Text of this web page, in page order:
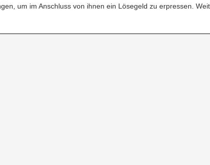
um im Anschluss von ihnen ein Lösegeld zu erpressen.